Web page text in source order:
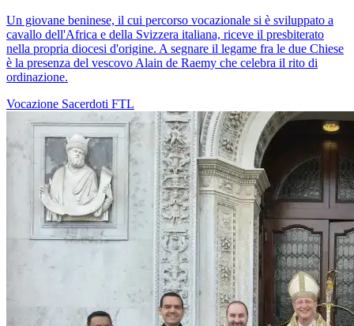
Un giovane beninese, il cui percorso vocazionale si è sviluppato a
cavallo dell'Africa e della Svizzera italiana, riceve il presbiterato
nella propria diocesi d'origine. A segnare il legame fra le due Chiese
è la presenza del vescovo Alain de Raemy che celebra il rito di
ordinazione.
Vocazione Sacerdoti FTL